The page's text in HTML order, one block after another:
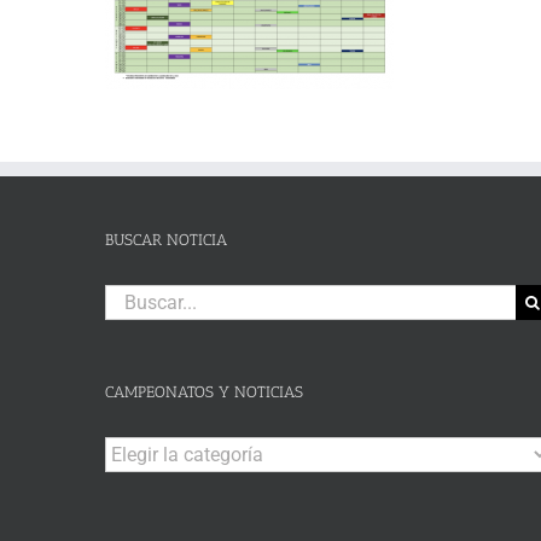
BUSCAR NOTICIA
Buscar:
CAMPEONATOS Y NOTICIAS
Campeonatos
y